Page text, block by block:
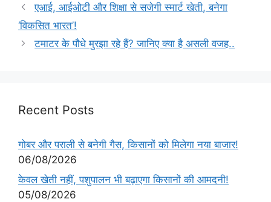
एआई, आईओटी और शिक्षा से सजेगी स्मार्ट खेती, बनेगा
‘विकसित भारत’!
टमाटर के पौधे मुरझा रहे हैं? जानिए क्या है असली वजह..
Recent Posts
गोबर और पराली से बनेगी गैस, किसानों को मिलेगा नया बाजार!
06/08/2026
केवल खेती नहीं, पशुपालन भी बढ़ाएगा किसानों की आमदनी!
05/08/2026